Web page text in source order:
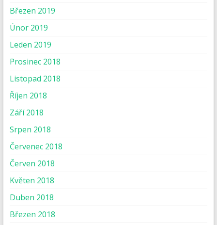
Březen 2019
Únor 2019
Leden 2019
Prosinec 2018
Listopad 2018
Říjen 2018
Září 2018
Srpen 2018
Červenec 2018
Červen 2018
Květen 2018
Duben 2018
Březen 2018